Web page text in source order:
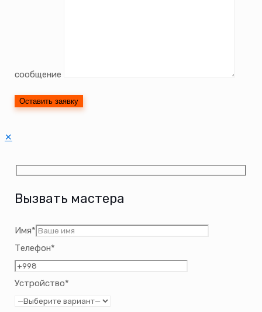
сообщение
✕
Вызвать мастера
Имя*
Телефон*
Устройство*